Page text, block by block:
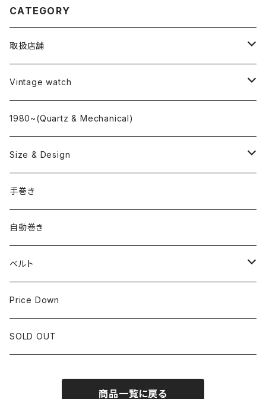
CATEGORY
取扱店舗
L o'clock
"delve"
Vintage watch
海外ブランド
OMEGA
ROLEX
国産ブランド
SEIKO
CITIZEN
1980~(Quartz & Mechanical)
Size & Design
~24.9mm
25mm~29.9mm
30mm~34.9mm
35mm~39.9mm
40mm~
手巻き
自動巻き
ベルト
HIRSCHベルト
SSブレスレット
Price Down
SOLD OUT
商品一覧に戻る